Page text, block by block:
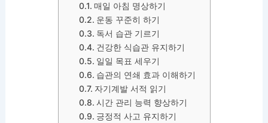
매일 아침 명상하기
운동 꾸준히 하기
독서 습관 기르기
건강한 식습관 유지하기
일일 목표 세우기
습관의 연쇄 효과 이해하기
자기계발 서적 읽기
시간 관리 능력 향상하기
긍정적 사고 유지하기